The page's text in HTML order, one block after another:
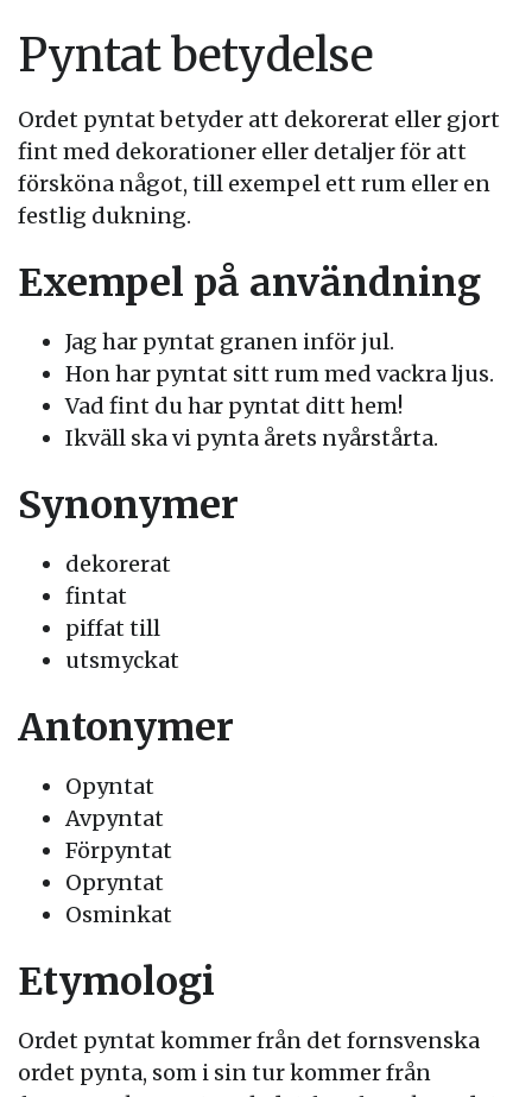
Pyntat betydelse
Ordet pyntat betyder att dekorerat eller gjort
fint med dekorationer eller detaljer för att
försköna något, till exempel ett rum eller en
festlig dukning.
Exempel på användning
Jag har pyntat granen inför jul.
Hon har pyntat sitt rum med vackra ljus.
Vad fint du har pyntat ditt hem!
Ikväll ska vi pynta årets nyårstårta.
Synonymer
dekorerat
fintat
piffat till
utsmyckat
Antonymer
Opyntat
Avpyntat
Förpyntat
Opryntat
Osminkat
Etymologi
Ordet pyntat kommer från det fornsvenska
ordet pynta, som i sin tur kommer från